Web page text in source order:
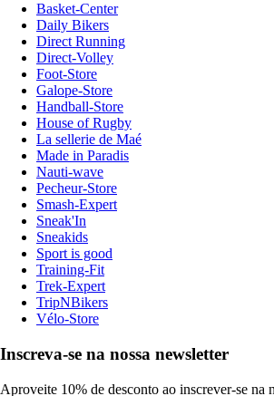
Basket-Center
Daily Bikers
Direct Running
Direct-Volley
Foot-Store
Galope-Store
Handball-Store
House of Rugby
La sellerie de Maé
Made in Paradis
Nauti-wave
Pecheur-Store
Smash-Expert
Sneak'In
Sneakids
Sport is good
Training-Fit
Trek-Expert
TripNBikers
Vélo-Store
Inscreva-se na nossa newsletter
Aproveite 10% de desconto ao inscrever-se na